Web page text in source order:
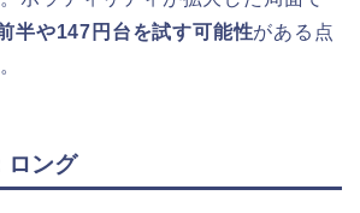
半や147円台を試す可能性がある点
ロング